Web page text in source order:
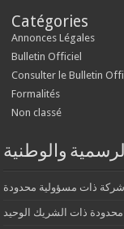
Catégories
Annonces Légales
Bulletin Officiel
Consulter le Bulletin
Formalités
Non classé
والوطنية
ذات مسؤولية محدودة
ذات الشريك الوحيد